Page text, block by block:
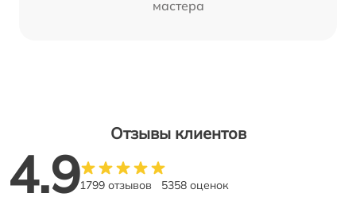
мастера
Отзывы клиентов
4.91799 отзывов 5358 оценок